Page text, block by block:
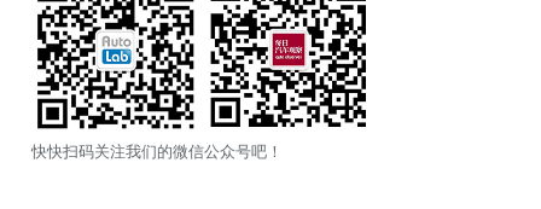
快快扫码关注我们的微信公众号吧！